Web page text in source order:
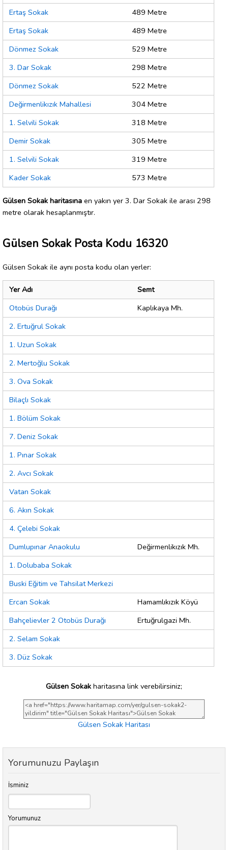
Ertaş Sokak
489 Metre
Ertaş Sokak
489 Metre
Dönmez Sokak
529 Metre
3. Dar Sokak
298 Metre
Dönmez Sokak
522 Metre
Değirmenlikızık Mahallesi
304 Metre
1. Selvili Sokak
318 Metre
Demir Sokak
305 Metre
1. Selvili Sokak
319 Metre
Kader Sokak
573 Metre
Gülsen Sokak haritasına en yakın yer 3. Dar Sokak ile arası 298
metre olarak hesaplanmıştır.
Gülsen Sokak Posta Kodu 16320
Gülsen Sokak ile aynı posta kodu olan yerler:
Yer Adı
Semt
Otobüs Durağı
Kaplıkaya Mh.
2. Ertuğrul Sokak
1. Uzun Sokak
2. Mertoğlu Sokak
3. Ova Sokak
Bilaçlı Sokak
1. Bölüm Sokak
7. Deniz Sokak
1. Pınar Sokak
2. Avcı Sokak
Vatan Sokak
6. Akın Sokak
4. Çelebi Sokak
Dumlupınar Anaokulu
Değirmenlikızık Mh.
1. Dolubaba Sokak
Buski Eğitim ve Tahsilat Merkezi
Ercan Sokak
Hamamlıkızık Köyü
Bahçelievler 2 Otobüs Durağı
Ertuğrulgazi Mh.
2. Selam Sokak
3. Düz Sokak
Gülsen Sokak haritasına link verebilirsiniz;
Gülsen Sokak Haritası
Yorumunuzu Paylaşın
İsminiz
Yorumunuz